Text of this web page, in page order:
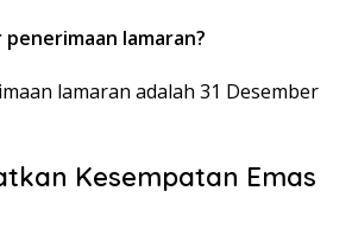
lamaran?
lamaran adalah 31 Desember
Kesempatan Emas